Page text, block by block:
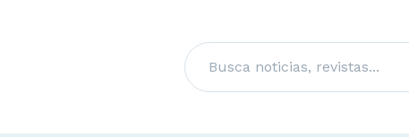
Buscar